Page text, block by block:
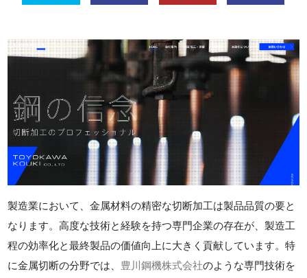
製造業において、金属材料の精密な切断加工は製品品質の要と
なります。高度な技術と経験を持つ専門企業の存在が、製造工
程の効率化と最終製品の価値向上に大きく貢献しています。特
に金属切断の分野では、 豊川鋼機株式会社のような専門技術を